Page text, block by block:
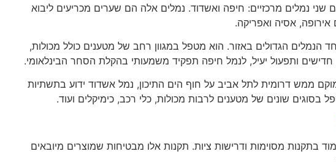
שני נמלים מרכזיים: חיפה ואשדוד. נמלים אלה הם שערים מכריעים ליבוא
אסיה ואפריקה.
הנמלים הגדולים באזור. הוא מטפל במגוון רחב של מטענים כולל מכולות,
ותפעול יעיל, לנמל חיפה תפקיד משמעותי בהקלת הסחר הבינלאומי.
ממש דרומית לתל אביב על חוף הים התיכון, נמל אשדוד ידוע בתשתיות
בסוגים שונים של מטענים לרבות מכולות, כלי רכב, כימיקלים ועוד.
בתקנות מסוימות ודרישות ציות. תקנות אלו מבטיחות שמוצרים מיובאים